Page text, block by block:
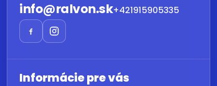
info@ralvon.sk+421915905335
Informácie pre vás